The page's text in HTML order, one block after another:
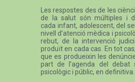
Les respostes des de les
de la salut són múltiples i
cada infant, adolescent, del
nivell d’atenció mèdica i
rebut, de la intervenció
produït en cada cas. En tot
que es produeixin les
part de l’agenda del debat
psicològic i públic, en definitiva.